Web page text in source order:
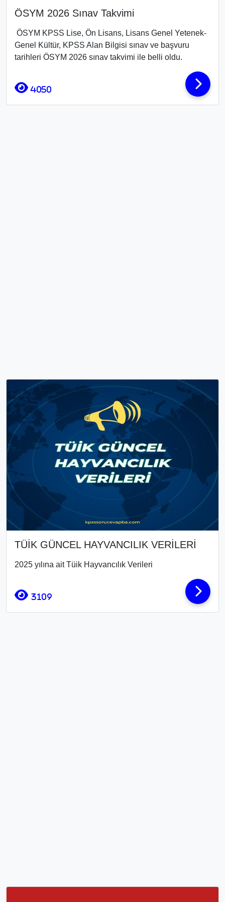
ÖSYM 2026 Sınav Takvimi
ÖSYM KPSS Lise, Ön Lisans, Lisans Genel Yetenek-
Genel Kültür, KPSS Alan Bilgisi sınav ve başvuru
tarihleri ÖSYM 2026 sınav takvimi ile belli oldu.
4050
TÜİK GÜNCEL HAYVANCILIK VERİLERİ
2025 yılına ait Tüik Hayvancılık Verileri
3109